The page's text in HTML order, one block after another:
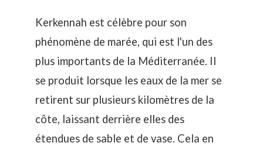
Kerkennah est célèbre pour son
phénomène de marée, qui est l'un des
plus importants de la Méditerranée. Il
se produit lorsque les eaux de la mer se
retirent sur plusieurs kilomètres de la
côte, laissant derrière elles des
étendues de sable et de vase. Cela en